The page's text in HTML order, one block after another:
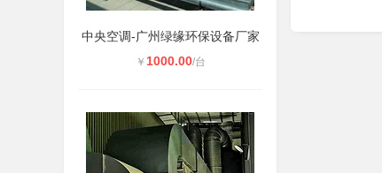
中央空调-广州绿缘环保设备厂家
￥ 1000.00/台